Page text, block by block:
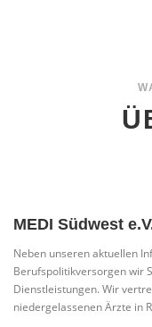
MEDI Südwest
Neben unseren aktuellen
Berufspolitikversorgen wir
Dienstleistungen. Wir
niedergelassenen Ärzte in